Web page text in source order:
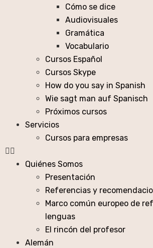
Cómo se dice
Audiovisuales
Gramática
Vocabulario
Cursos Español
Cursos Skype
How do you say in Spanish
Wie sagt man auf Spanisch
Próximos cursos
Servicios
Cursos para empresas
Quiénes Somos
Presentación
Referencias y
Marco común europeo de
lenguas
El rincón del profesor
Alemán